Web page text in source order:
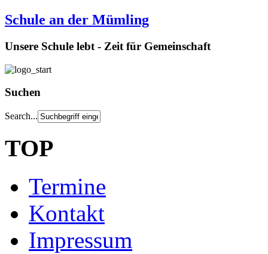
Schule an der Mümling
Unsere Schule lebt - Zeit für Gemeinschaft
Suchen
Search...
TOP
Termine
Kontakt
Impressum